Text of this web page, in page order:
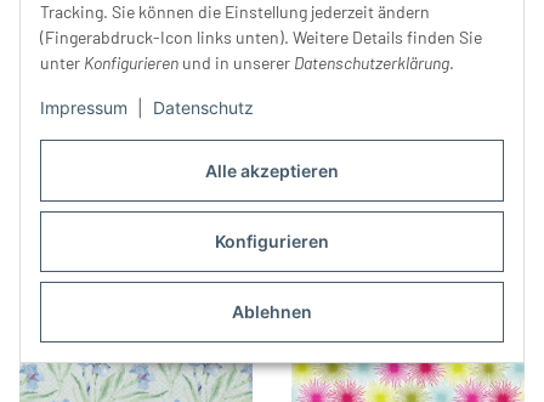
Alle akzeptieren
Konfigurieren
Ablehnen
Tracking. Sie können die Einstellung jederzeit ändern
(Fingerabdruck-Icon links unten). Weitere Details finden Sie
unter Konfigurieren und in unserer Datenschutzerklärung.
Impressum Datenschutz
Patchworkstoff THE
MAKERS, Blumen, rot, Cori
Patchworkstoff ELEANOR mit
Rosen, eierschalenfarben-